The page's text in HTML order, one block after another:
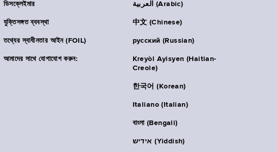
ডিসক্লেইমার
যুক্তিসঙ্গত ব্যবস্থা
তথ্যের স্বাধীনতার আইন (FOIL)
আমাদের সাথে যোগাযোগ করুন:
العربية (Arabic)
中文 (Chinese)
русский (Russian)
Kreyòl Ayisyen (Haitian-
Creole)
한국어 (Korean)
Italiano (Italian)
বাংলা (Bengali)
אידיש (Yiddish)